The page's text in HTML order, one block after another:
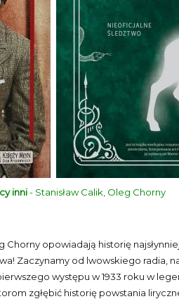
inni- Stanisław Calik, Oleg Chorny
Chorny opowiadają historię
Zaczynamy od lwowskiego
występu w 1933 roku w
zgłębić historię powstania